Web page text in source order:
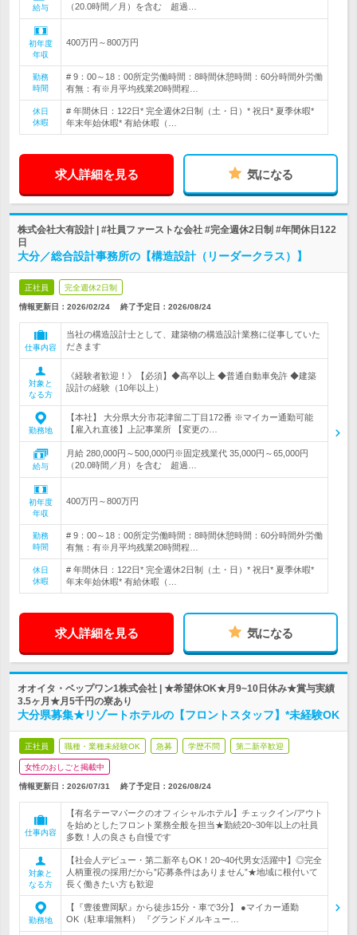
給与 （20.0時間／月）を含む 超過…
初年度
年収
400万円～800万円
勤務
時間
# 9：00～18：00所定労働時間：8時間休憩時間：60分時間外労働
有無：有※月平均残業20時間程…
休日
休暇
# 年間休日：122日* 完全週休2日制（土・日）* 祝日* 夏季休暇*
年末年始休暇* 有給休暇（…
求人詳細を見る 気になる
株式会社大有設計 | #社員ファーストな会社 #完全週休2日制 #年間休日122
日
大分／総合設計事務所の【構造設計（リーダークラス）】
正社員 完全週休2日制
情報更新日：2026/02/24 終了予定日： 2026/08/24
仕事内容
当社の構造設計士として、建築物の構造設計業務に従事していた
だきます
対象と
なる方
《経験者歓迎！》【必須】◆高卒以上 ◆普通自動車免許 ◆建築
設計の経験（10年以上）
勤務地
【本社】 大分県大分市花津留二丁目172番 ※マイカー通勤可能
【雇入れ直後】上記事業所 【変更の…
給与
月給 280,000円～500,000円※固定残業代 35,000円～65,000円
（20.0時間／月）を含む 超過…
初年度
年収
400万円～800万円
勤務
時間
# 9：00～18：00所定労働時間：8時間休憩時間：60分時間外労働
有無：有※月平均残業20時間程…
休日
休暇
# 年間休日：122日* 完全週休2日制（土・日）* 祝日* 夏季休暇*
年末年始休暇* 有給休暇（…
求人詳細を見る 気になる
オオイタ・ベップワン1株式会社 | ★希望休OK★月9~10日休み★賞与実績
3.5ヶ月★月5千円の寮あり
大分県募集★リゾートホテルの【フロントスタッフ】*未経験OK
正社員 職種・業種未経験OK 急募 学歴不問 第二新卒歓迎
女性のおしごと掲載中
情報更新日：2026/07/31 終了予定日： 2026/08/24
仕事内容
【有名テーマパークのオフィシャルホテル】チェックイン/アウト
を始めとしたフロント業務全般を担当★勤続20~30年以上の社員
多数！人の良さも自慢です
対象と
なる方
【社会人デビュー・第二新卒もOK！20~40代男女活躍中】◎完全
人柄重視の採用だから”応募条件はありません”★地域に根付いて
長く働きたい方も歓迎
勤務地
【『豊後豊岡駅』から徒歩15分・車で3分】 ●マイカー通勤
OK（駐車場無料） 『グランドメルキュー…